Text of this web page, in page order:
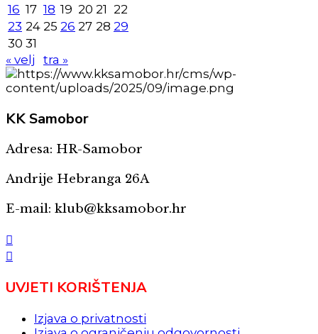
16 17 18 19 20 21 22
23 24 25 26 27 28 29
30 31
« velj
tra »
KKSamobor
Adresa: HR-Samobor
Andrije Hebranga 26A
E-mail: klub@kksamobor.hr
UVJETI KORIŠTENJA
Izjava o privatnosti